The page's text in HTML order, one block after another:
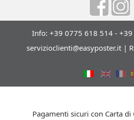
Info: +39 0775 618 514 -
servizioclienti@easyposter.it|
Pagamenti sicuri con Carta di